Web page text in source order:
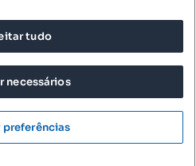
Ligar
OLX Portugal, S.A.
PRIVACIDADE
tudo
necessários
preferências